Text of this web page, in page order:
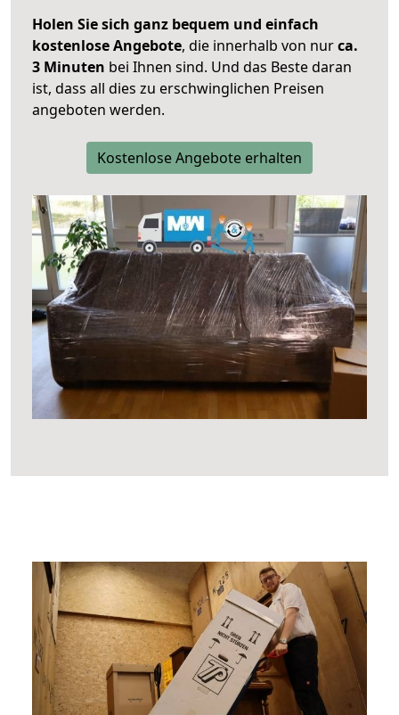
Holen Sie sich ganz bequem und einfach
kostenlose Angebote, die innerhalb von nurca.
3 Minuten bei Ihnen sind. Und das Beste daran
ist, dass all dies zu erschwinglichen Preisen
angeboten werden.
Kostenlose Angebote erhalten